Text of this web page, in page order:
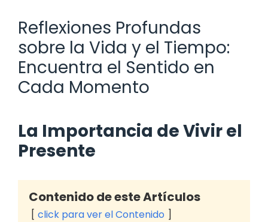
Reflexiones Profundas
sobre la Vida y el Tiempo:
Encuentra el Sentido en
Cada Momento
La Importancia de Vivir el
Presente
Contenido de este Artículos
click para ver el Contenido